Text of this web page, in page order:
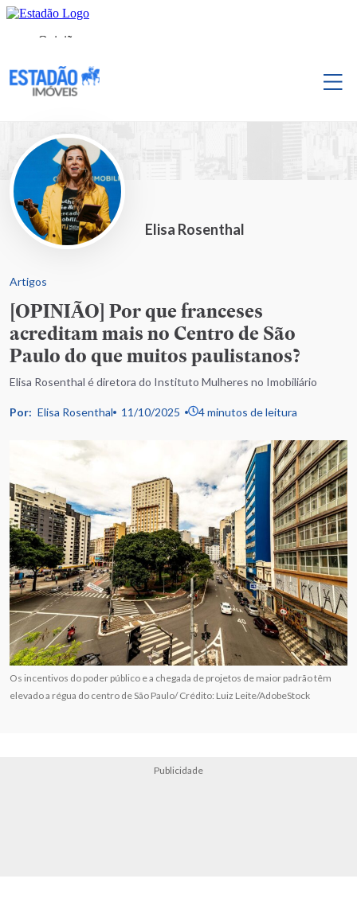
Elisa Rosenthal
Artigos
[OPINIÃO] Por que franceses
acreditam mais no Centro de São
Paulo do que muitos paulistanos?
Elisa Rosenthal é diretora do Instituto Mulheres no Imobiliário
Por: Elisa Rosenthal 11/10/2025 4 minutos de leitura
Os incentivos do poder público e a chegada de projetos de maior padrão têm
elevado a régua do centro de São Paulo/ Crédito: Luiz Leite/AdobeStock
Publicidade